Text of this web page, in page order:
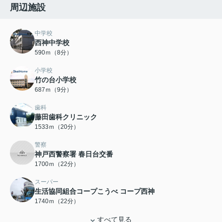
周辺施設
中学校
西神中学校
590ｍ（8分）
小学校
竹の台小学校
687ｍ（9分）
歯科
藤田歯科クリニック
1533ｍ（20分）
警察
神戸西警察署 春日台交番
1700ｍ（22分）
スーパー
生活協同組合コープこうべ コープ西神
1740ｍ（22分）
すべて見る